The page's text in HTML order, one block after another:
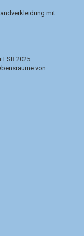
mit
2025 –
von